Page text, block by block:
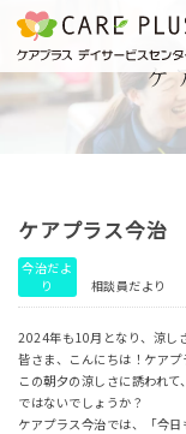
こんな方に
おすすめ
一日体験
ケアプラス今治
今治だよ
り
相談員だより
2024年も10月となり、涼し
皆さま、こんにちは！ケアプ
この朝夕の涼しさに誘われ
ではないでしょうか？
ケアプラス今治では、「今